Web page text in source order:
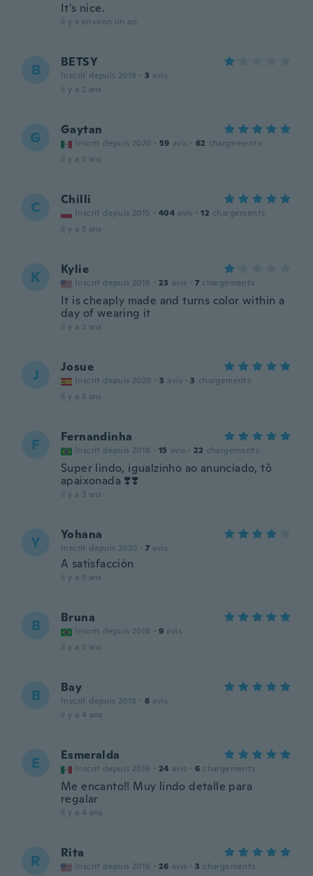
It's nice.
il y a environ un an
B BETSY
Inscrit depuis 2019 · 3 avis
il y a 2 ans
G Gaytan
Inscrit depuis 2020 · 59 avis · 62 chargements
il y a 3 ans
C Chilli
Inscrit depuis 2015 · 404 avis · 12 chargements
il y a 3 ans
K Kylie
Inscrit depuis 2018 · 23 avis · 7 chargements
It is cheaply made and turns color within a
day of wearing it
il y a 3 ans
J Josue
Inscrit depuis 2020 · 3 avis · 3 chargements
il y a 3 ans
F Fernandinha
Inscrit depuis 2018 · 15 avis · 22 chargements
Super lindo, igualzinho ao anunciado, tô
apaixonada ❣️❣️
il y a 3 ans
Y Yohana
Inscrit depuis 2020 · 7 avis
A satisfacción
il y a 3 ans
B Bruna
Inscrit depuis 2018 · 9 avis
il y a 3 ans
B Bay
Inscrit depuis 2018 · 6 avis
il y a 4 ans
E Esmeralda
Inscrit depuis 2019 · 24 avis · 6 chargements
Me encanto!! Muy lindo detalle para
regalar
il y a 4 ans
R Rita
Inscrit depuis 2016 · 26 avis · 3 chargements